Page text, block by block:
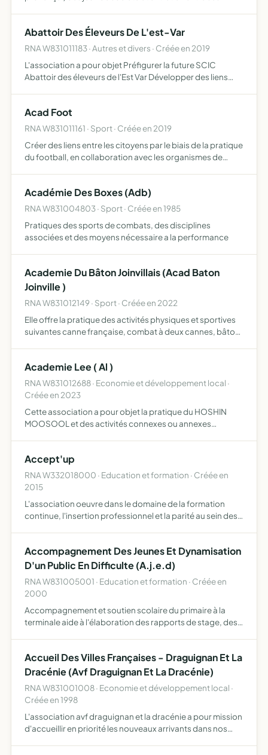
Abattoir Des Éleveurs De L'est-Var
RNA W831011183 · Autres et divers · Créée en 2019
L'association a pour objet Préfigurer la future SCIC
Abattoir des éleveurs de l'Est Var Développer des liens
Acad Foot
RNA W831011161 · Sport · Créée en 2019
Créer des liens entre les citoyens par le biais de la pratique
du football, en collaboration avec les organismes de
développ…
Académie Des Boxes (Adb)
RNA W831004803 · Sport · Créée en 1985
Pratiques des sports de combats, des disciplines
associées et des moyens nécessaire a la performance
Academie Du Bâton Joinvillais (Acad Baton
Joinville )
RNA W831012149 · Sport · Créée en 2022
Elle offre la pratique des activités physiques et sportives
suivantes canne française, combat à deux cannes, bâton
Academie Lee ( Al )
RNA W831012688 · Economie et développement local ·
Créée en 2023
Cette association a pour objet la pratique du HOSHIN
MOOSOOL et des activités connexes ou annexes
et de stages d…
Accept'up
RNA W332018000 · Education et formation · Créée en
2015
L'association oeuvre dans le domaine de la formation
continue, l'insertion professionnel et la parité au sein des
l'ins…
Accompagnement Des Jeunes Et Dynamisation
D'un Public En Difficulte (A.j.e.d)
RNA W831005001 · Education et formation · Créée en
2000
Accompagnement et soutien scolaire du primaire à la
terminale aide à l'élaboration des rapports de stage, des
Accueil Des Villes Françaises - Draguignan Et La
Dracénie (Avf Draguignan Et La Dracénie)
RNA W831001008 · Economie et développement local ·
Créée en 1998
L'association avf draguignan et la dracénie a pour mission
d'accueillir en priorité les nouveaux arrivants dans nos